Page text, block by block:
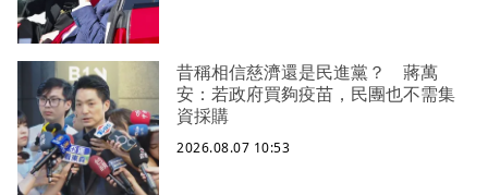
昔稱相信慈濟還是民進黨？ 蔣萬
安：若政府買夠疫苗，民團也不需集
資採購
2026.08.07 10:53